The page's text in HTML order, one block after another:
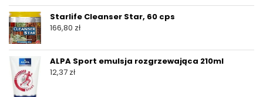
Starlife Cleanser Star, 60 cps
166,80 zł
ALPA Sport emulsja rozgrzewająca 210ml
12,37 zł